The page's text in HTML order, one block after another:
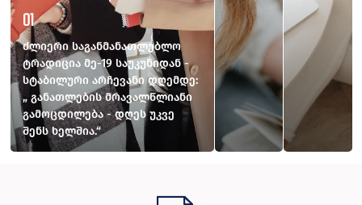
01
ძლიერი საგანმანათლებლო
ტრადიცია მე-19 საუკუნიდან -
სტაბილური არჩევანი დღემდე:
„ განათლების მრავალწლიანი
გამოცდილება - დღეს უკვე
შენს ხელშია.“